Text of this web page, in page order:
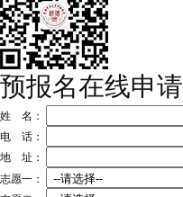
预报名在线申请
姓 名：
电 话：
地 址：
志愿一：